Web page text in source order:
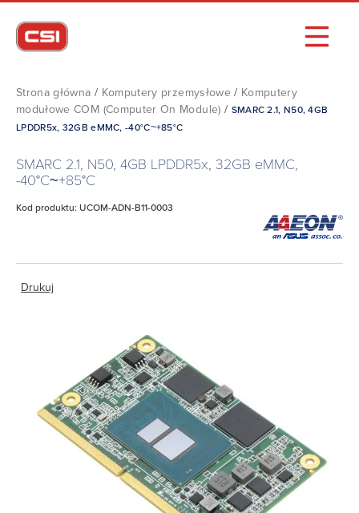
Strona główna / Komputery przemysłowe / Komputery
modułowe COM (Computer On Module) / SMARC 2.1, N50, 4GB
LPDDR5x, 32GB eMMC, -40°C~+85°C
SMARC 2.1, N50, 4GB LPDDR5x, 32GB eMMC,
-40°C~+85°C
Kod produktu: UCOM-ADN-B11-0003
Drukuj